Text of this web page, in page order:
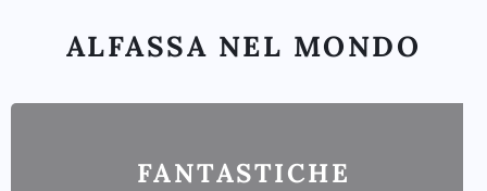
ALFASSA NEL MONDO
FANTASTICHE